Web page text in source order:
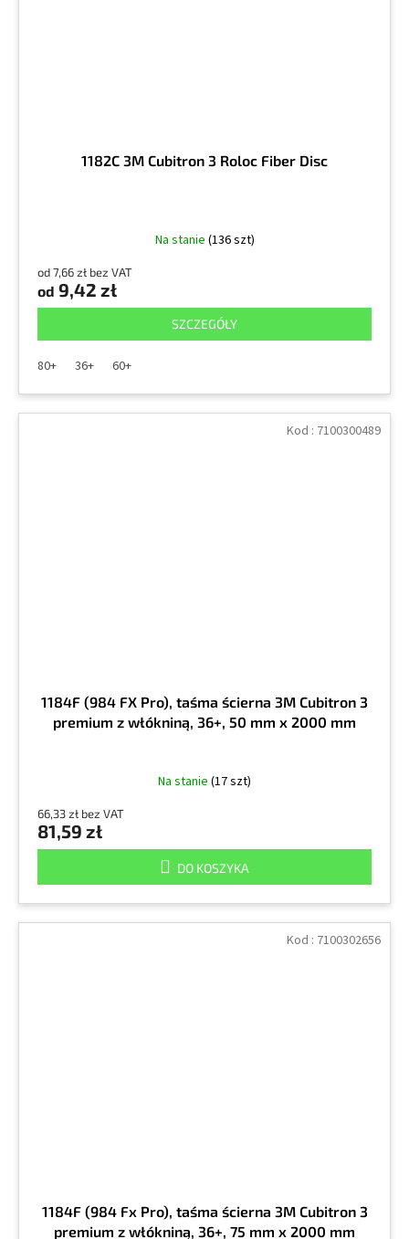
1182C 3M Cubitron 3 Roloc Fiber Disc
Na stanie (136 szt)
od 7,66 zł bez VAT
od 9,42 zł
SZCZEGÓŁY
80+ 36+ 60+
1184F (984 FX Pro), taśma ścierna 3M Cubitron 3
premium z włókniną, 36+, 50 mm x 2000 mm
Na stanie (17 szt)
66,33 zł bez VAT
81,59 zł
DO KOSZYKA
Kod : 7100300489
1184F (984 Fx Pro), taśma ścierna 3M Cubitron 3
premium z włókniną, 36+, 75 mm x 2000 mm
Kod : 7100302656